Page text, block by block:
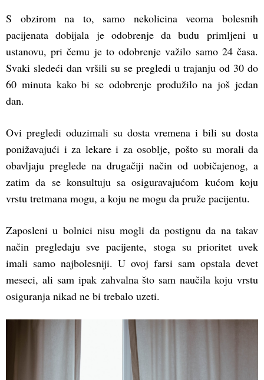
S obzirom na to, samo nekolicina veoma bolesnih
pacijenata dobijala je odobrenje da budu primljeni u
ustanovu, pri čemu je to odobrenje važilo samo 24 časa.
Svaki sledeći dan vršili su se pregledi u trajanju od 30 do
60 minuta kako bi se odobrenje produžilo na još jedan
dan.
Ovi pregledi oduzimali su dosta vremena i bili su dosta
ponižavajući i za lekare i za osoblje, pošto su morali da
obavljaju preglede na drugačiji način od uobičajenog, a
zatim da se konsultuju sa osiguravajućom kućom koju
vrstu tretmana mogu, a koju ne mogu da pruže pacijentu.
Zaposleni u bolnici nisu mogli da postignu da na takav
način pregledaju sve pacijente, stoga su prioritet uvek
imali samo najbolesniji. U ovoj farsi sam opstala devet
meseci, ali sam ipak zahvalna što sam naučila koju vrstu
osiguranja nikad ne bi trebalo uzeti.